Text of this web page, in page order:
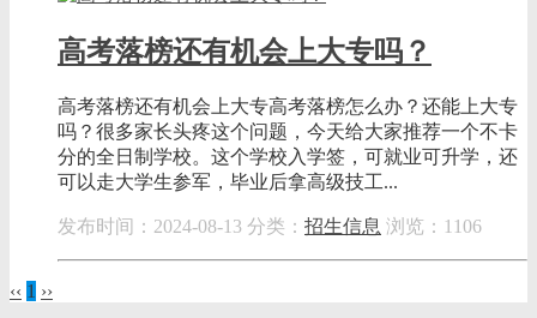
高考落榜还有机会上大专吗？
高考落榜还有机会上大专高考落榜怎么办？还能上大专
吗？很多家长头疼这个问题，今天给大家推荐一个不卡
分的全日制学校。这个学校入学签，可就业可升学，还
可以走大学生参军，毕业后拿高级技工...
发布时间：2024-08-13 分类： 招生信息 浏览：1106
‹‹ 1 ››